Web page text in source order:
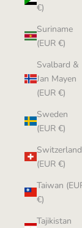
€)
Suriname
(EUR €)
Svalbard &
Jan Mayen
(EUR €)
Sweden
(EUR €)
Switzerland
(EUR €)
Taiwan
€)
Tajikistan